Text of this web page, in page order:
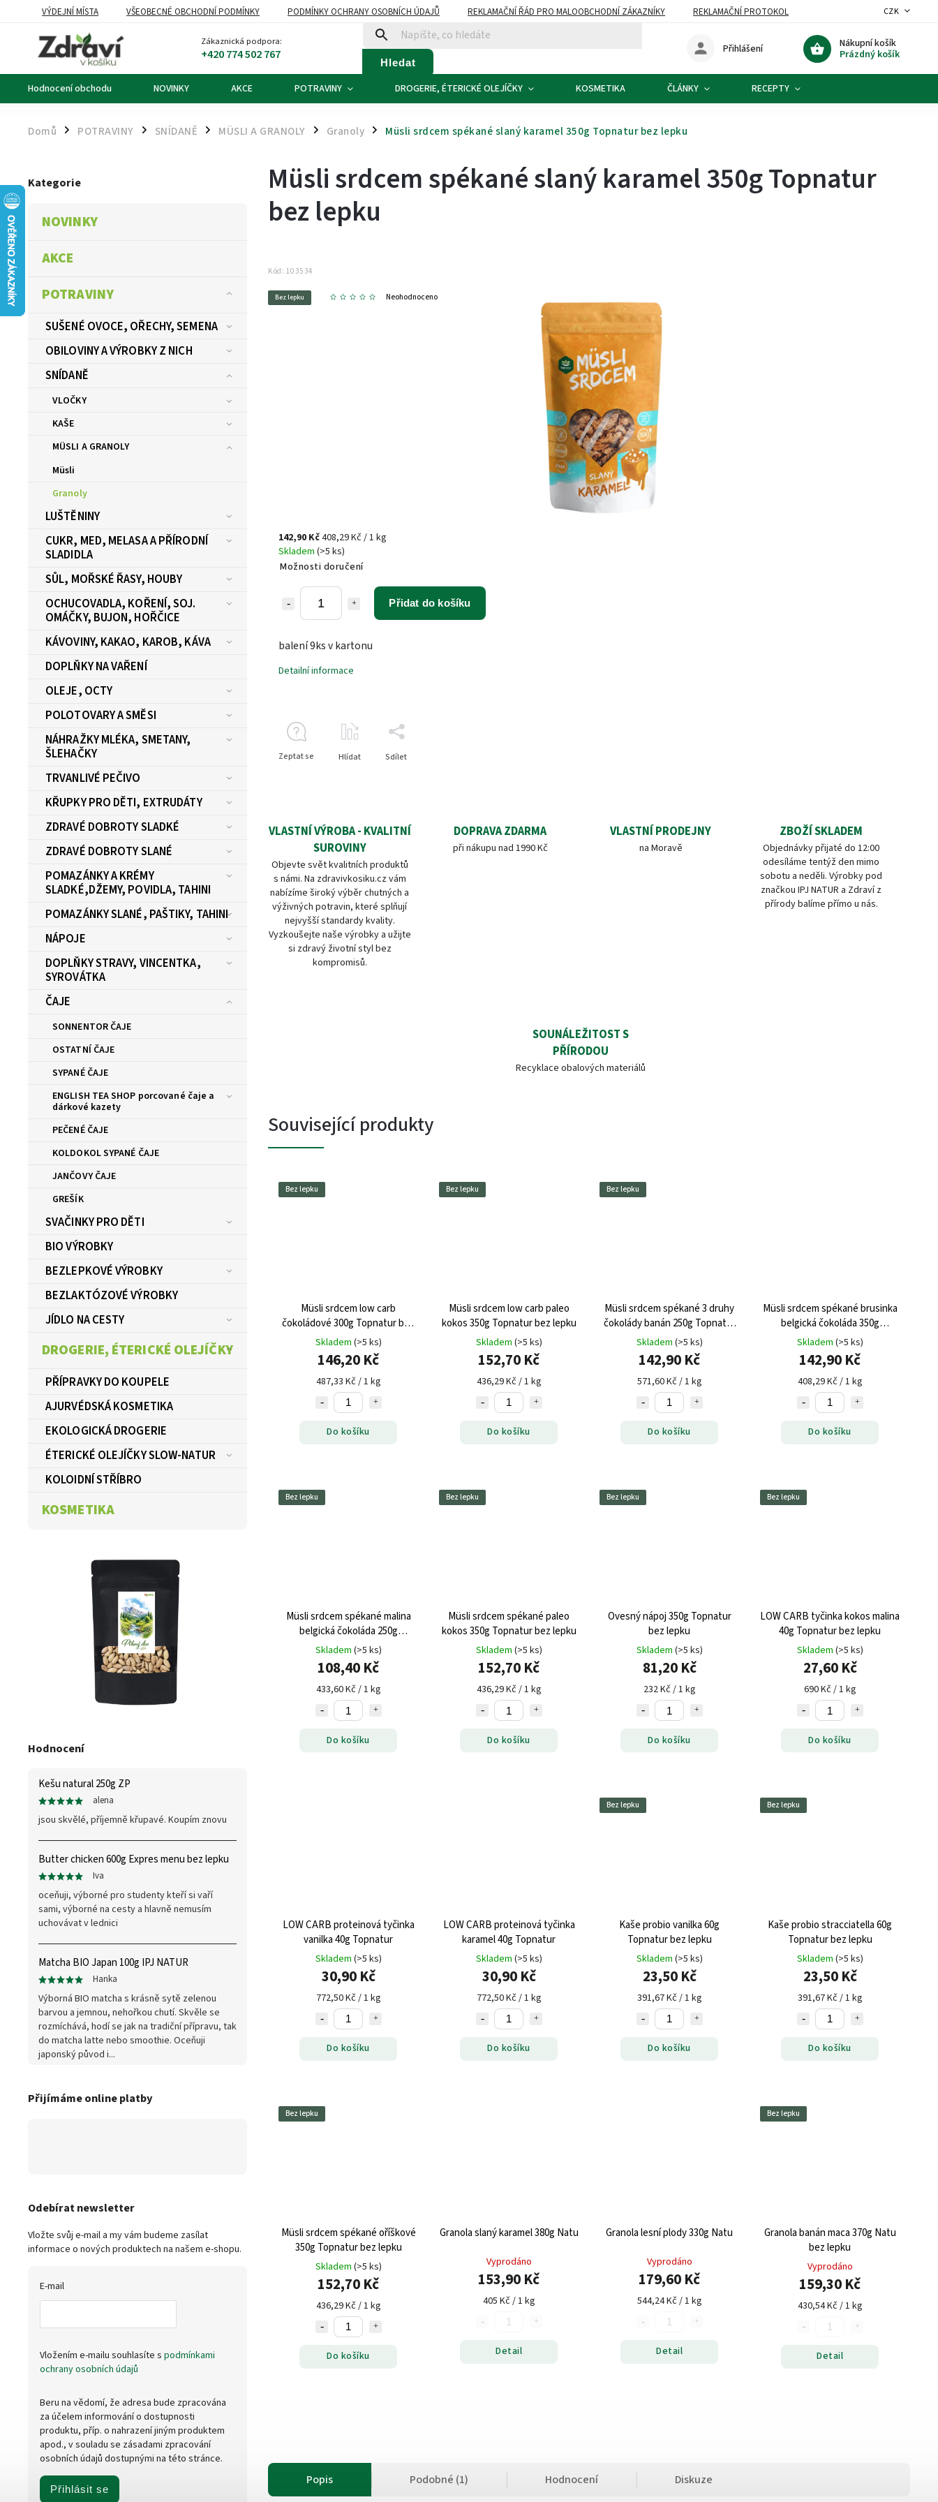
VÝDEJNÍ MÍSTA VŠEOBECNÉ OBCHODNÍ PODMÍNKY PODMÍNKY OCHRANY OSOBNÍCH ÚDAJŮ REKLAMAČNÍ ŘÁD PRO MALOOBCHODNÍ ZÁKAZNÍKY
REKLAMAČNÍ PROTOKOL
OZNÁMENÍ O ODSTOUPENÍ OD KUPNÍ SMLOUVY
KONTAKTY
CZK
Zákaznická podpora:
+420 774 502 767 Hledat
Nákupní košík
Prázdný košík
Přihlášení
Hodnocení obchodu NOVINKY AKCE POTRAVINY DROGERIE, ÉTERICKÉ OLEJÍČKY KOSMETIKA ČLÁNKY RECEPTY
Domů / POTRAVINY / SNÍDANĚ / MÜSLI A GRANOLY / Granoly / Müsli srdcem spékané slaný karamel 350g Topnatur bez lepku
Kategorie
NOVINKY
AKCE
POTRAVINY
SUŠENÉ OVOCE, OŘECHY, SEMENA
OBILOVINY A VÝROBKY Z NICH
SNÍDANĚ
VLOČKY
KAŠE
MÜSLI A GRANOLY
Müsli
Granoly
LUŠTĚNINY
CUKR, MED, MELASA A PŘÍRODNÍ
SLADIDLA
SŮL, MOŘSKÉ ŘASY, HOUBY
OCHUCOVADLA, KOŘENÍ, SOJ.
OMÁČKY, BUJON, HOŘČICE
KÁVOVINY, KAKAO, KAROB, KÁVA
DOPLŇKY NA VAŘENÍ
OLEJE, OCTY
POLOTOVARY A SMĚSI
NÁHRAŽKY MLÉKA, SMETANY,
ŠLEHAČKY
TRVANLIVÉ PEČIVO
KŘUPKY PRO DĚTI, EXTRUDÁTY
ZDRAVÉ DOBROTY SLADKÉ
ZDRAVÉ DOBROTY SLANÉ
POMAZÁNKY A KRÉMY
SLADKÉ,DŽEMY, POVIDLA, TAHINI
POMAZÁNKY SLANÉ, PAŠTIKY, TAHINI
NÁPOJE
DOPLŇKY STRAVY, VINCENTKA,
SYROVÁTKA
ČAJE
SONNENTOR ČAJE
OSTATNÍ ČAJE
SYPANÉ ČAJE
ENGLISH TEA SHOP porcované čaje a
dárkové kazety
PEČENÉ ČAJE
KOLDOKOL SYPANÉ ČAJE
JANČOVY ČAJE
GREŠÍK
SVAČINKY PRO DĚTI
BIO VÝROBKY
BEZLEPKOVÉ VÝROBKY
BEZLAKTÓZOVÉ VÝROBKY
JÍDLO NA CESTY
DROGERIE, ÉTERICKÉ OLEJÍČKY
PŘÍPRAVKY DO KOUPELE
AJURVÉDSKÁ KOSMETIKA
EKOLOGICKÁ DROGERIE
ÉTERICKÉ OLEJÍČKY SLOW-NATUR
KOLOIDNÍ STŘÍBRO
KOSMETIKA
Hodnocení
Kešu natural 250g ZP
alena
jsou skvělé, příjemně křupavé. Koupím znovu
Butter chicken 600g Expres menu bez lepku
Iva
oceňuji, výborné pro studenty kteří si vaří
sami, výborné na cesty a hlavně nemusím
uchovávat v lednici
Matcha BIO Japan 100g IPJ NATUR
Hanka
Výborná BIO matcha s krásně sytě zelenou
barvou a jemnou, nehořkou chutí. Skvěle se
rozmíchává, hodí se jak na tradiční přípravu, tak
do matcha latte nebo smoothie. Oceňuji
japonský původ i...
Přijímáme online platby
Odebírat newsletter
Vložte svůj e-mail a my vám budeme zasílat
informace o nových produktech na našem e-shopu.
E-mail
Vložením e-mailu souhlasíte s podmínkami
ochrany osobních údajů
Beru na vědomí, že adresa bude zpracována
za účelem informování o dostupnosti
produktu, příp. o nahrazení jiným produktem
apod., v souladu se zásadami zpracování
osobních údajů dostupnými na této stránce.
Přihlásit se
Müsli srdcem spékané slaný karamel 350g Topnatur
bez lepku
Kód: 103534
Bez lepku Neohodnoceno
142,90 Kč408,29 Kč / 1 kg
Skladem (>5 ks)
Možnosti doručení
Přidat do košíku
balení 9ks v kartonu
Detailní informace
Zeptat se Hlídat Sdílet
VLASTNÍ VÝROBA - KVALITNÍ
SUROVINY
Objevte svět kvalitních produktů
s námi. Na zdravivkosiku.cz vám
nabízíme široký výběr chutných a
výživných potravin, které splňují
nejvyšší standardy kvality.
Vyzkoušejte naše výrobky a užijte
si zdravý životní styl bez
kompromisů.
DOPRAVA ZDARMA
při nákupu nad 1990 Kč
VLASTNÍ PRODEJNY
na Moravě
ZBOŽÍ SKLADEM
Objednávky přijaté do 12:00
odesíláme tentýž den mimo
sobotu a neděli. Výrobky pod
značkou IPJ NATUR a Zdraví z
přírody balíme přímo u nás.
SOUNÁLEŽITOST S
PŘÍRODOU
Recyklace obalových materiálů
Související produkty
Bez lepku
Müsli srdcem low carb
čokoládové 300g Topnatur bez
lepku
Skladem (>5 ks)
146,20 Kč
487,33 Kč / 1 kg
Do košíku
Bez lepku
Müsli srdcem low carb paleo
kokos 350g Topnatur bez lepku
Skladem (>5 ks)
152,70 Kč
436,29 Kč / 1 kg
Do košíku
Bez lepku
Müsli srdcem spékané 3 druhy
čokolády banán 250g Topnatur
bez lepku
Skladem (>5 ks)
142,90 Kč
571,60 Kč / 1 kg
Do košíku
Müsli srdcem spékané brusinka
belgická čokoláda 350g
Topnatur
Skladem (>5 ks)
142,90 Kč
408,29 Kč / 1 kg
Do košíku
Bez lepku
Müsli srdcem spékané malina
belgická čokoláda 250g
Topnatur bez lepku
Skladem (>5 ks)
108,40 Kč
433,60 Kč / 1 kg
Do košíku
Bez lepku
Müsli srdcem spékané paleo
kokos 350g Topnatur bez lepku
Skladem (>5 ks)
152,70 Kč
436,29 Kč / 1 kg
Do košíku
Bez lepku
Ovesný nápoj 350g Topnatur
bez lepku
Skladem (>5 ks)
81,20 Kč
232 Kč / 1 kg
Do košíku
Bez lepku
LOW CARB tyčinka kokos malina
40g Topnatur bez lepku
Skladem (>5 ks)
27,60 Kč
690 Kč / 1 kg
Do košíku
LOW CARB proteinová tyčinka
vanilka 40g Topnatur
Skladem (>5 ks)
30,90 Kč
772,50 Kč / 1 kg
Do košíku
LOW CARB proteinová tyčinka
karamel 40g Topnatur
Skladem (>5 ks)
30,90 Kč
772,50 Kč / 1 kg
Do košíku
Bez lepku
Kaše probio vanilka 60g
Topnatur bez lepku
Skladem (>5 ks)
23,50 Kč
391,67 Kč / 1 kg
Do košíku
Bez lepku
Kaše probio stracciatella 60g
Topnatur bez lepku
Skladem (>5 ks)
23,50 Kč
391,67 Kč / 1 kg
Do košíku
Bez lepku
Müsli srdcem spékané oříškové
350g Topnatur bez lepku
Skladem (>5 ks)
152,70 Kč
436,29 Kč / 1 kg
Do košíku
Granola slaný karamel 380g Natu
Vyprodáno
153,90 Kč
405 Kč / 1 kg
Detail
Granola lesní plody 330g Natu
Vyprodáno
179,60 Kč
544,24 Kč / 1 kg
Detail
Bez lepku
Granola banán maca 370g Natu
bez lepku
Vyprodáno
159,30 Kč
430,54 Kč / 1 kg
Detail
Popis Podobné (1) Hodnocení Diskuze